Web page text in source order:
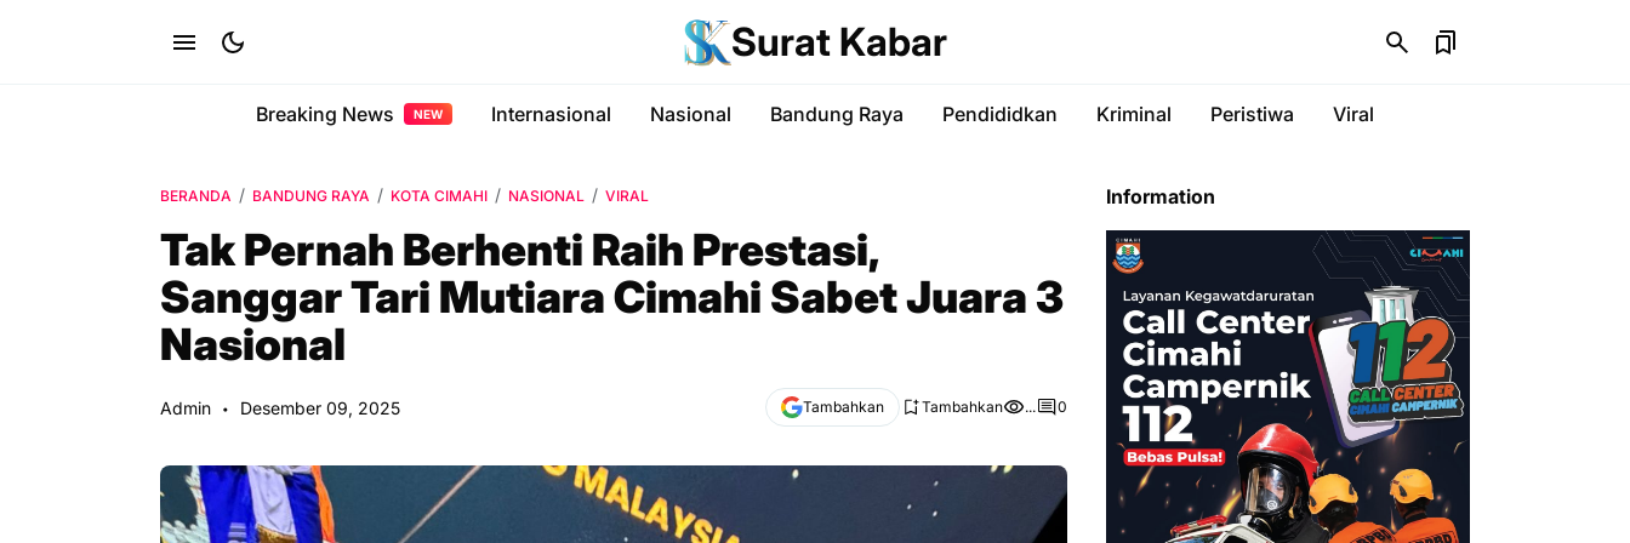
Surat Kabar
Breaking News NEW Internasional Nasional Bandung Raya Pendididkan Kriminal Peristiwa Viral
BERANDA BANDUNG RAYA KOTA CIMAHI NASIONAL VIRAL
Tak Pernah Berhenti Raih Prestasi,
Sanggar Tari Mutiara Cimahi Sabet Juara 3
Nasional
Admin Desember 09, 2025 Tambahkan Tambahkan ... 0
Information